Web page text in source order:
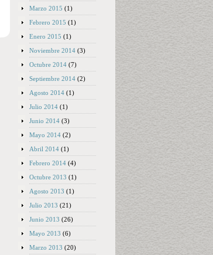
Marzo 2015 (1)
Febrero 2015 (1)
Enero 2015 (1)
Noviembre 2014 (3)
Octubre 2014 (7)
Septiembre 2014 (2)
Agosto 2014 (1)
Julio 2014 (1)
Junio 2014 (3)
Mayo 2014 (2)
Abril 2014 (1)
Febrero 2014 (4)
Octubre 2013 (1)
Agosto 2013 (1)
Julio 2013 (21)
Junio 2013 (26)
Mayo 2013 (6)
Marzo 2013 (20)